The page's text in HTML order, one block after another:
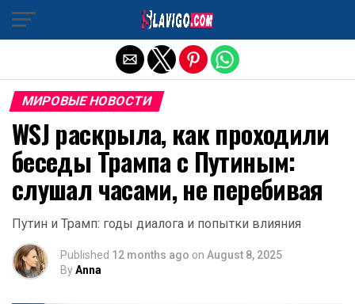
МИРОВЫЕ НОВОСТИ
WSJ раскрыла, как проходили
беседы Трампа с Путиным:
слушал часами, не перебивая
Путин и Трамп: годы диалога и попытки влияния
Published 12 months ago on August 8, 2025
ByAnna
Exit mobile version